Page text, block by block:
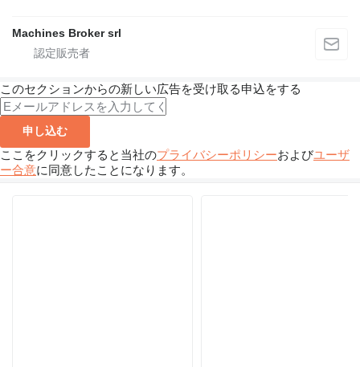
Machines Broker srl
このセクションからの新しい広告を受け取る申込をする
申し込む
ここをクリックすると当社のプライバシーポリシーおよびユーザ
ー合意に同意したことになります。